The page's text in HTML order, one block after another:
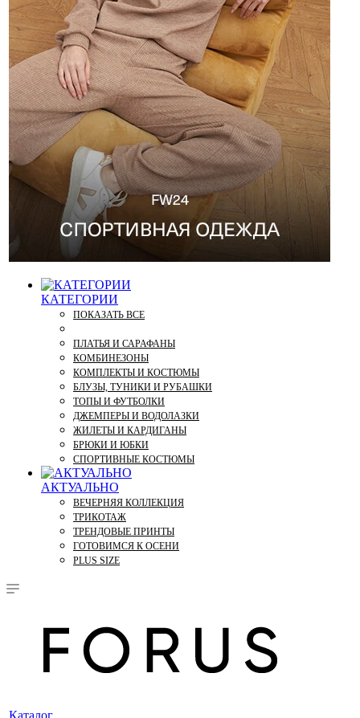
КАТЕГОРИИ
ПОКАЗАТЬ ВСЕ
ПЛАТЬЯ И САРАФАНЫ
КОМБИНЕЗОНЫ
КОМПЛЕКТЫ И КОСТЮМЫ
БЛУЗЫ, ТУНИКИ И РУБАШКИ
ТОПЫ И ФУТБОЛКИ
ДЖЕМПЕРЫ И ВОДОЛАЗКИ
ЖИЛЕТЫ И КАРДИГАНЫ
БРЮКИ И ЮБКИ
СПОРТИВНЫЕ КОСТЮМЫ
АКТУАЛЬНО
ВЕЧЕРНЯЯ КОЛЛЕКЦИЯ
ТРИКОТАЖ
ТРЕНДОВЫЕ ПРИНТЫ
ГОТОВИМСЯ К ОСЕНИ
PLUS SIZE
Каталог